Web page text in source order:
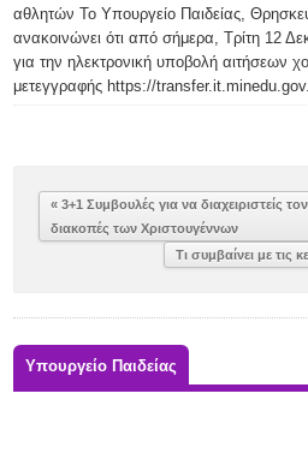
αθλητών Το Υπουργείο Παιδείας,
ανακοινώνει ότι από σήμερα, Τρίτη 12
για την ηλεκτρονική υποβολή αιτήσεων
μετεγγραφής https://
« 3+1 Συμβουλές για να διαχειριστείς
διακοπές των Χριστουγέννων
Τι συμβαίνει με τις
Υπουργείο Παιδείας